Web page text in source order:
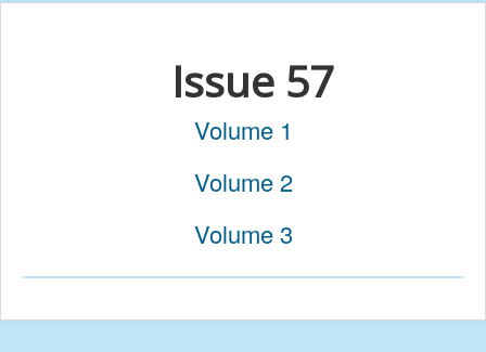
Issue 57
Volume 1
Volume 2
Volume 3